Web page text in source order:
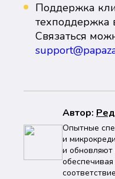
Поддержка
техподдержка
Связаться
Автор:
Опытные
и
и